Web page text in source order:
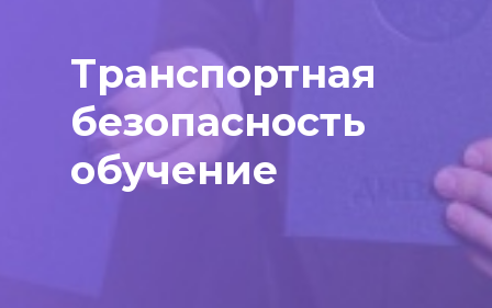
Транспортная
безопасность
обучение